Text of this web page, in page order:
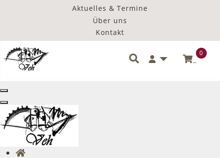
Aktuelles & Termine
Über uns
Kontakt
Benutzermenü
0